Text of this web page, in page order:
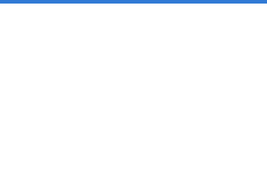
KONTAKT